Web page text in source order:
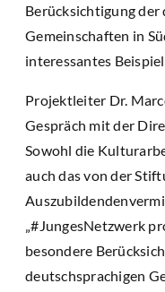
Berücksichtigung der
Gemeinschaften in
interessantes
Projektleiter Dr.
Gespräch mit der
Sowohl die
auch das von der
„#JungesNetzwerk
besondere
deutschsprachigen